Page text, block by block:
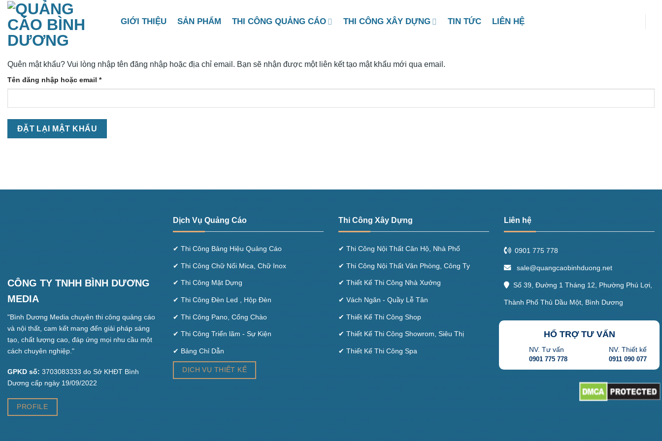
Chuyển
đến
nội
dung
GIỚI THIỆU SẢN PHẨM THI CÔNG QUẢNG CÁO THI CÔNG XÂY DỰNG TIN TỨC LIÊN HỆ
Quên mật khẩu? Vui lòng nhập tên đăng nhập hoặc địa chỉ email. Bạn sẽ nhận được một liên kết tạo mật khẩu mới qua email.
Tên đăng nhập hoặc email *Bắt
buộc
ĐẶT LẠI MẬT KHẨU
CÔNG TY TNHH BÌNH DƯƠNG
MEDIA
"Bình Dương Media chuyên thi công quảng cáo
và nội thất, cam kết mang đến giải pháp sáng
tạo, chất lượng cao, đáp ứng mọi nhu cầu một
cách chuyên nghiệp."
GPKD số: 3703083333 do Sở KHĐT Bình
Dương cấp ngày 19/09/2022
PROFILE
Dịch Vụ Quảng Cáo
✔ Thi Công Bảng Hiệu Quảng Cáo
✔ Thi Công Chữ Nổi Mica, Chữ Inox
✔ Thi Công Mặt Dựng
✔ Thi Công Đèn Led , Hộp Đèn
✔ Thi Công Pano, Cổng Chào
✔ Thi Công Triển lãm - Sự Kiện
✔ Bảng Chỉ Dẫn
DỊCH VỤ THIẾT KẾ
Thi Công Xây Dựng
✔ Thi Công Nội Thất Căn Hộ, Nhà Phố
✔ Thi Công Nội Thất Văn Phòng, Công Ty
✔ Thiết Kế Thi Công Nhà Xưởng
✔ Vách Ngăn - Quầy Lễ Tân
✔ Thiết Kế Thi Công Shop
✔ Thiết Kế Thi Công Showrom, Siêu Thị
✔ Thiết Kế Thi Công Spa
Liên hệ
0901 775 778
sale@quangcaobinhduong.net
Số 39, Đường 1 Tháng 12, Phường Phú Lợi,
Thành Phố Thủ Dầu Một, Bình Dương
HỔ TRỢ TƯ VẤN
NV. Tư vấn
0901 775 778
NV. Thiết kế
0911 090 077